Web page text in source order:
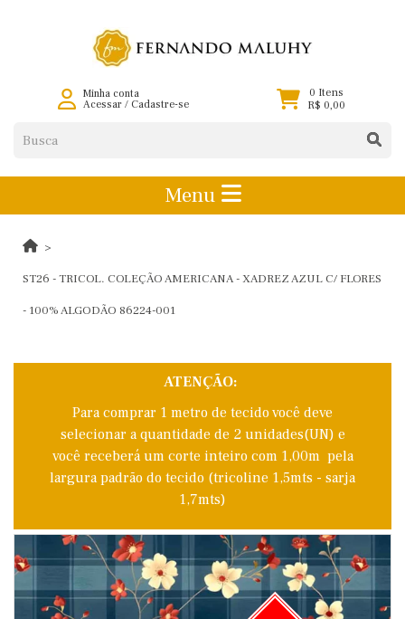
Minha conta
Acessar/ Cadastre-se
0 Itens
R$ 0,00
Menu
ST26 - TRICOL. COLEÇÃO AMERICANA - XADREZ AZUL C/ FLORES
- 100% ALGODÃO 86224-001
ATENÇÃO:
Para comprar 1 metro de tecido você deve
selecionar a quantidade de 2 unidades(UN) e
você receberá um corte inteiro com 1,00m pela
largura padrão do tecido (tricoline 1,5mts - sarja
1,7mts)